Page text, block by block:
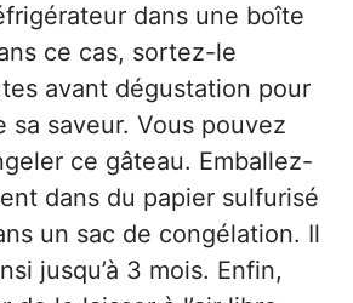
dans une boîte
ce cas, sortez-le
avant dégustation pour
sa saveur. Vous pouvez
ce gâteau. Emballez-
dans du papier sulfurisé
un sac de congélation. Il
jusqu’à 3 mois. Enfin,